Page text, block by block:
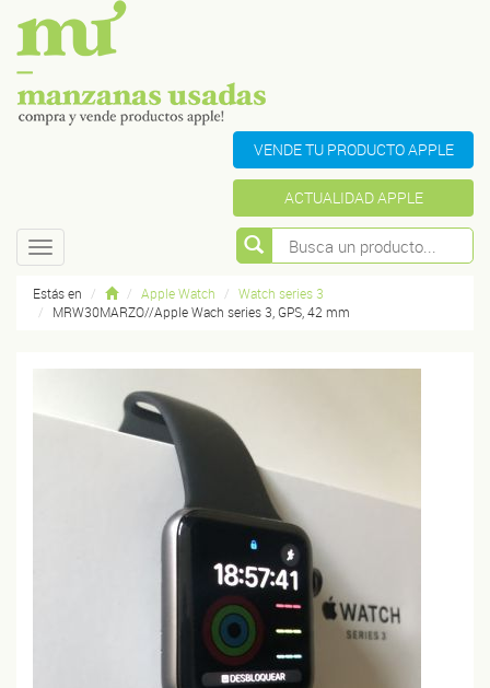
VENDE TU PRODUCTO APPLE
ACTUALIDAD APPLE
Toggle
navigation
Estás en Apple Watch
Watch series 3
MRW30MARZO//Apple Wach series 3, GPS, 42 mm